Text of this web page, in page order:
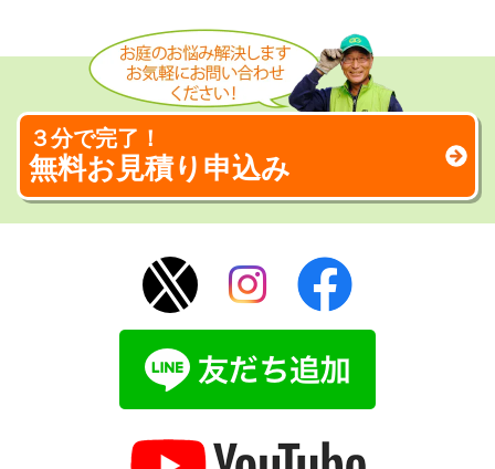
３分で完了！
無料お見積り申込み